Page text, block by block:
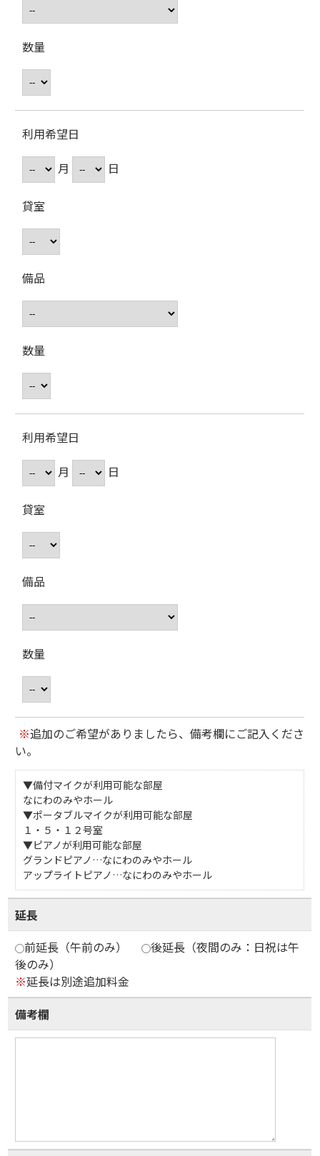
数量
利用希望日
月
日
貸室
備品
数量
利用希望日
月
日
貸室
備品
数量
※追加のご希望がありましたら、備考欄にご記入くださ
い。
▼備付マイクが利用可能な部屋
なにわのみやホール
▼ポータブルマイクが利用可能な部屋
１・５・１２号室
▼ピアノが利用可能な部屋
グランドピアノ…なにわのみやホール
アップライトピアノ…なにわのみやホール
延長
前延長（午前のみ）
後延長（夜間のみ：日祝は午
後のみ）
※延長は別途追加料金
備考欄